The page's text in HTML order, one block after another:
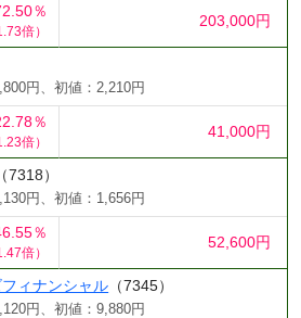
％
倍）
203,000円
円、初値：2,210円
％
倍）
41,000円
（7318）
円、初値：1,656円
％
倍）
52,600円
ィナンシャル （7345）
円、初値：9,880円